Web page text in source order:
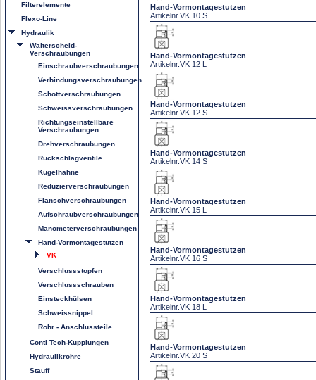
Filterelemente
Flexo-Line
Hydraulik
Walterscheid-
Verschraubungen
Einschraubverschraubungen
Verbindungsverschraubungen
Schottverschraubungen
Schweissverschraubungen
Richtungseinstellbare
Verschraubungen
Drehverschraubungen
Rückschlagventile
Kugelhähne
Reduzierverschraubungen
Flanschverschraubungen
Aufschraubverschraubungen
Manometerverschraubungen
Hand-Vormontagestutzen
VK
Verschlussstopfen
Verschlussschrauben
Einsteckhülsen
Schweissnippel
Rohr - Anschlussteile
Conti Tech-Kupplungen
Hydraulikrohre
Stauff
Hand-Vormontagestutzen
Artikelnr.VK 10 S
Hand-Vormontagestutzen
Artikelnr.VK 12 L
Hand-Vormontagestutzen
Artikelnr.VK 12 S
Hand-Vormontagestutzen
Artikelnr.VK 14 S
Hand-Vormontagestutzen
Artikelnr.VK 15 L
Hand-Vormontagestutzen
Artikelnr.VK 16 S
Hand-Vormontagestutzen
Artikelnr.VK 18 L
Hand-Vormontagestutzen
Artikelnr.VK 20 S